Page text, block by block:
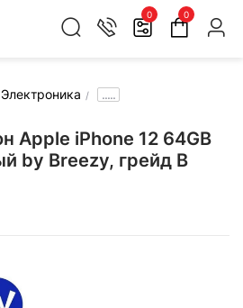
0 0
Электроника .....
Apple iPhone 12 64GB
by Breezy, грейд B